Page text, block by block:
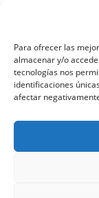
Para ofrecer las
almacenar y/o
tecnologías nos
identificaciones
afectar